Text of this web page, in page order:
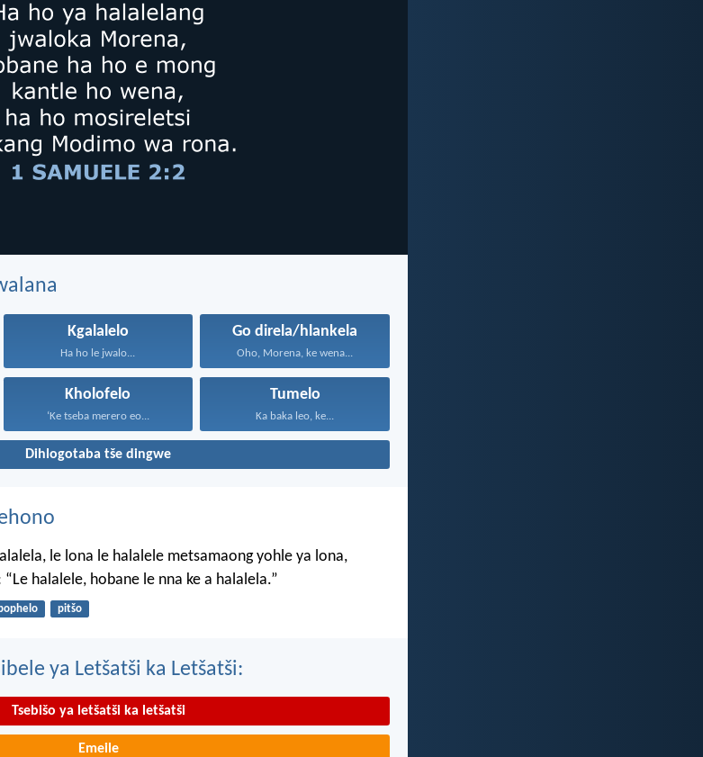
Kgalalelo
Ha ho le jwalo...
Go direla/hlankela
Oho, Morena, ke wena...
Kholofelo
‘Ke tseba merero eo...
Tumelo
Ka baka leo, ke...
Dihlogotaba tše dingwe
le lona le halalele metsamaong yohle ya lona,
halalele, hobane le nna ke a halalela.”
bophelo pitšo
ya Letšatši ka Letšatši:
Tsebišo ya letšatši ka letšatši
Emeile